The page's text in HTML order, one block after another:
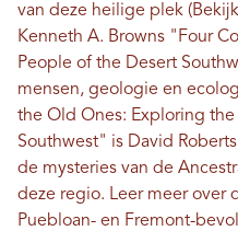
van deze heilige plek
Kenneth A. Browns "Four
People of the Desert
mensen, geologie en
the Old Ones: Exploring
Southwest" is David
de mysteries van de
deze regio. Leer meer over
Puebloan- en Fremont-